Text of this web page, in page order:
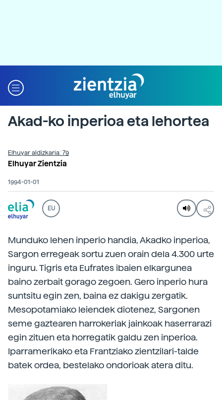
Akad-ko inperioa eta lehortea
Elhuyar aldizkaria: 79
Elhuyar Zientzia
1994-01-01
EU
Munduko lehen inperio handia, Akadko inperioa,
Sargon erregeak sortu zuen orain dela 4.300 urte
inguru. Tigris eta Eufrates ibaien elkargunea
baino zerbait gorago zegoen. Gero inperio hura
suntsitu egin zen, baina ez dakigu zergatik.
Mesopotamiako leiendek diotenez, Sargonen
seme gaztearen harrokeriak jainkoak haserrarazi
egin zituen eta horregatik galdu zen inperioa.
Iparramerikako eta Frantziako zientzilari-talde
batek ordea, bestelako ondorioak atera ditu.